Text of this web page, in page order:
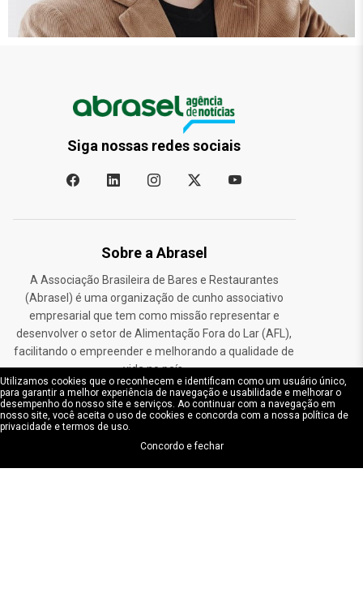
Siga nossas redes sociais
Sobre a Abrasel
A Associação Brasileira de Bares e Restaurantes
(Abrasel) é uma organização de cunho associativo
empresarial que tem como missão representar e
desenvolver o setor de Alimentação Fora do Lar (AFL),
facilitando o empreender e melhorando a qualidade de
vida no país.
Endereço
Avenida Brasil 888 – Santa Efigênia - Belo
Utilizamos cookies que o reconhecem e identificam como um usuário único,
para garantir a melhor experiência de navegação e usabilidade e melhorar o
desempenho do nosso site e serviços. Ao continuar com a navegação em
nosso site, você aceita o uso de cookies e concorda com a nossa política de
privacidade e termos de uso.
Concordo e fechar